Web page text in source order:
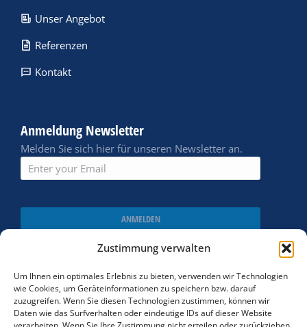
Zustimmung verwalten
Um Ihnen ein optimales Erlebnis zu bieten, verwenden wir Technologien
wie Cookies, um Geräteinformationen zu speichern bzw. darauf
zuzugreifen. Wenn Sie diesen Technologien zustimmen, können wir
Daten wie das Surfverhalten oder eindeutige IDs auf dieser Website
Unser Angebot
Referenzen
Kontakt
Anmeldung Newsletter
Melden Sie sich hier für unseren Newsletter an.
ANMELDEN